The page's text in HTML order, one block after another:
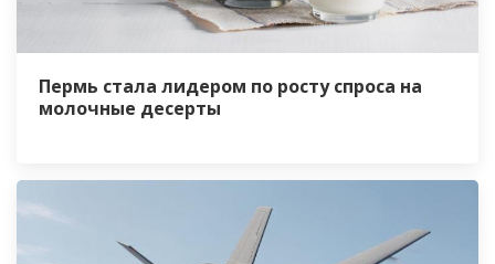
Пермь стала лидером по росту спроса на
молочные десерты